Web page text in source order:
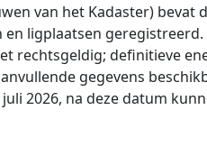
van het Kadaster)
ligplaatsen
rechtsgeldig; definitieve
gegevens
2026, na deze datum